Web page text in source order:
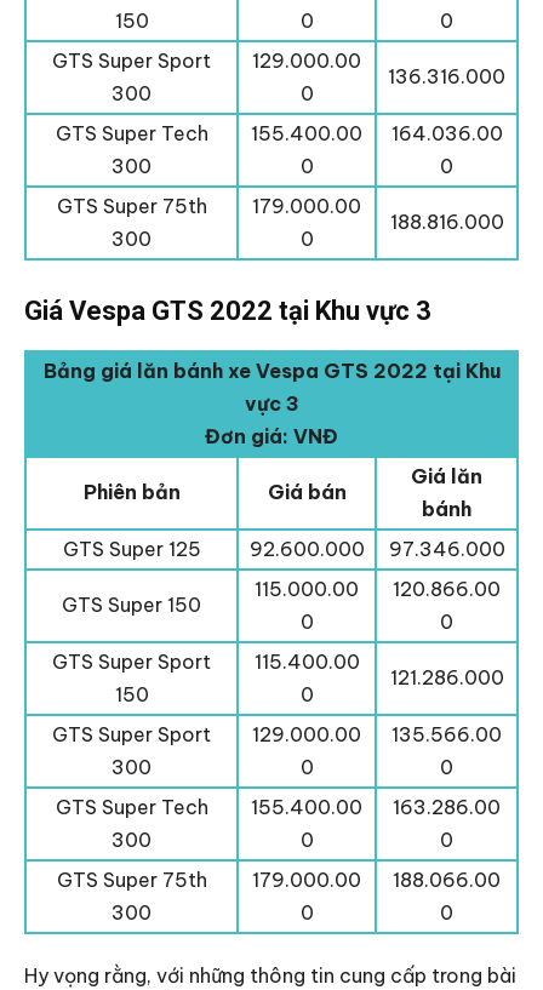
150
0
0
GTS Super Sport
300
129.000.00
0
136.316.000
GTS Super Tech
300
155.400.00
0
164.036.00
0
GTS Super 75th
300
179.000.00
0
188.816.000
Giá Vespa GTS 2022 tại Khu vực 3
Bảng giá lăn bánh xe Vespa GTS 2022 tại Khu
vực 3
Đơn giá: VNĐ
Phiên bản Giá bán
Giá lăn
bánh
GTS Super 125
92.600.000 97.346.000
GTS Super 150
115.000.00
0
120.866.00
0
GTS Super Sport
150
115.400.00
0
121.286.000
GTS Super Sport
300
129.000.00
0
135.566.00
0
GTS Super Tech
300
155.400.00
0
163.286.00
0
GTS Super 75th
300
179.000.00
0
188.066.00
0
Hy vọng rằng, với những thông tin cung cấp trong bài